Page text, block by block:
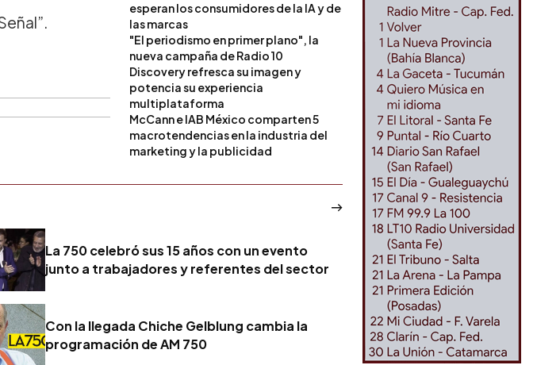
esperan los consumidores de la IA y de
las marcas
"El periodismo en primer plano", la
nueva campaña de Radio 10
Discovery refresca su imagen y
potencia su experiencia
multiplataforma
McCann e IAB México comparten 5
macrotendencias en la industria del
marketing y la publicidad
La 750 celebró sus 15 años con un evento
junto a trabajadores y referentes del sector
Con la llegada Chiche Gelblung cambia la
programación de AM 750